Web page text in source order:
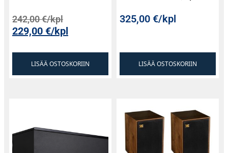
242,00€/kpl
229,00€/kpl
LISÄÄ OSTOSKORIIN
325,00€/kpl
LISÄÄ OSTOSKORIIN